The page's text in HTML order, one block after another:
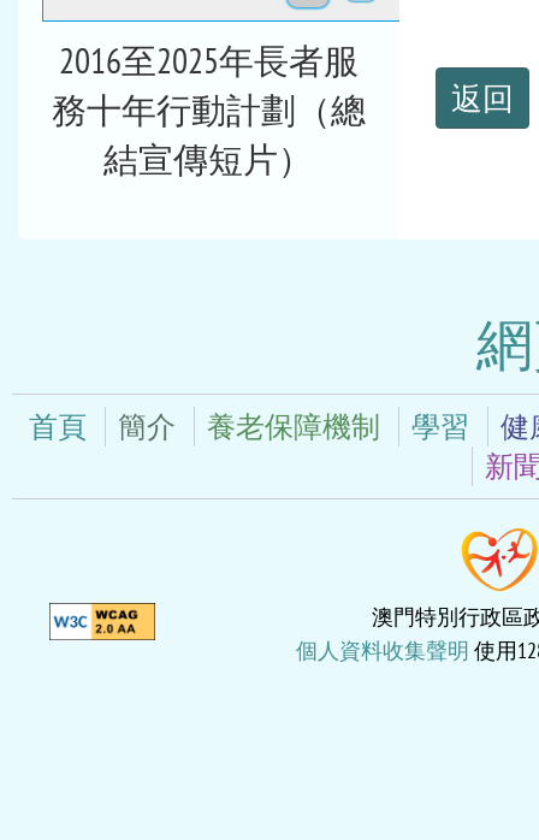
2016至2025年長者服
務十年行動計劃（總
結宣傳短片）
返回
首頁 簡介 養老保障機制 學習
健
新
澳門特別行政區
個人資料收集聲明 使用